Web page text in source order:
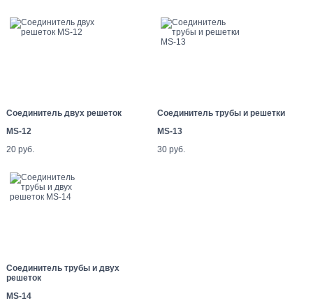
Соединитель двух решеток
MS-12
20 руб.
Соединитель трубы и решетки
MS-13
30 руб.
Соединитель трубы и двух
решеток
MS-14